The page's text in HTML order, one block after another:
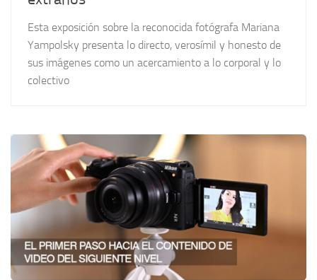
Esta exposición sobre la reconocida fotógrafa Mariana
Yampolsky presenta lo directo, verosímil y honesto de
sus imágenes como un acercamiento a lo corporal y lo
colectivo